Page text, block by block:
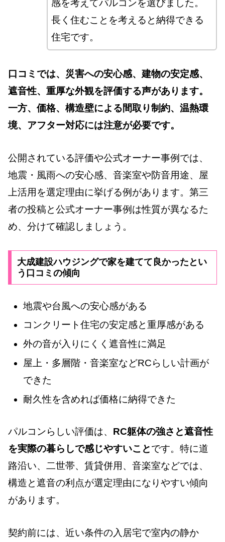
感を考えてパルコンを選びました。
長く住むことを考えると納得できる
住宅です。
口コミでは、災害への安心感、建物の安定感、
遮音性、重厚な外観を評価する声があります。
一方、価格、構造壁による間取り制約、温熱環
境、アフター対応には注意が必要です。
公開されている評価や公式オーナー事例では、
地震・風雨への安心感、音楽室や防音用途、屋
上活用を選定理由に挙げる例があります。第三
者の投稿と公式オーナー事例は性質が異なるた
め、分けて確認しましょう。
大成建設ハウジングで家を建てて良かったとい
う口コミの傾向
地震や台風への安心感がある
コンクリート住宅の安定感と重厚感がある
外の音が入りにくく遮音性に満足
屋上・多層階・音楽室などRCらしい計画が
できた
耐久性を含めれば価格に納得できた
パルコンらしい評価は、 RC躯体の強さと遮音性
を実際の暮らしで感じやすいことです。特に道
路沿い、二世帯、賃貸併用、音楽室などでは、
構造と遮音の利点が選定理由になりやすい傾向
があります。
契約前には、近い条件の入居宅で室内の静か